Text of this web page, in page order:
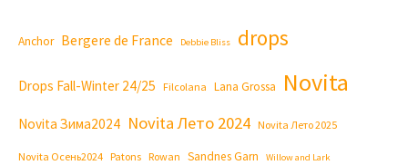
Anchor Bergere de France Debbie Bliss drops
Drops Fall-Winter 24/25 Filcolana Lana Grossa Novita
Novita Зима2024 Novita Лето 2024 Novita Лето 2025
Novita Осень2024 Patons Rowan Sandnes Garn Willow and Lark